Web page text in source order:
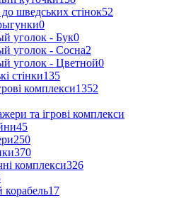
шведських стінок52
0
уголок - Бук0
уголок - Сосна2
уголок - Цветной0
стінки135
комплекси1352
та ігрові комплекси
45
250
370
комплекси326
корабель17